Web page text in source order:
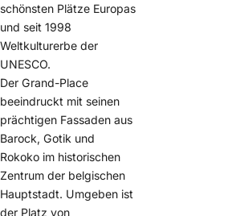
schönsten Plätze Europas
und seit 1998
Weltkulturerbe der
UNESCO.
Der Grand-Place
beeindruckt mit seinen
prächtigen Fassaden aus
Barock, Gotik und
Rokoko im historischen
Zentrum der belgischen
Hauptstadt. Umgeben ist
der Platz von